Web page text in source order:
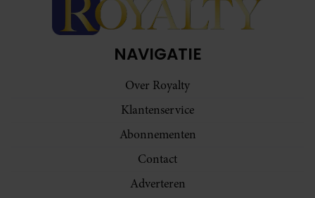
NAVIGATIE
Over Royalty
Klantenservice
Abonnementen
Contact
Adverteren